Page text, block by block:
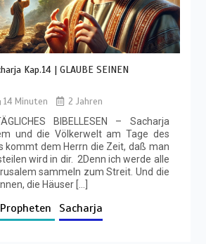
Kap.14 | GLAUBE SEINEN
14 Minuten
2 Jahren
BIBELLESEN – Sacharja
und die Völkerwelt am Tage des
kommt dem Herrn die Zeit, daß man
wird in dir. 2Denn ich werde alle
sammeln zum Streit. Und die
die Häuser […]
Sacharja